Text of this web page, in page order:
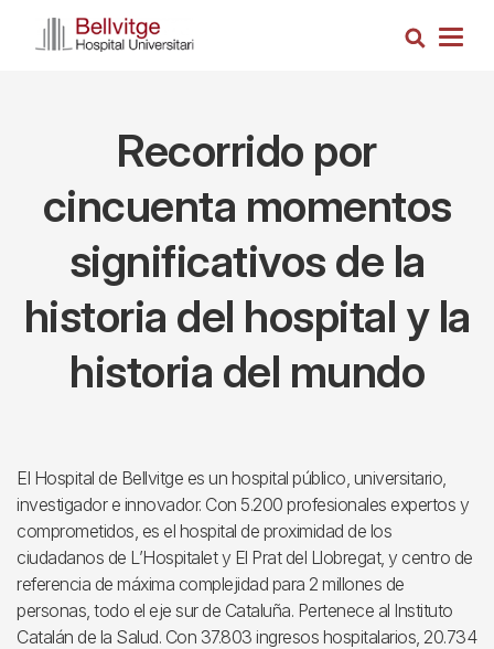
Busca
Recorrido por
cincuenta momentos
significativos de la
historia del hospital y la
historia del mundo
El Hospital de Bellvitge es un hospital público, universitario,
investigador e innovador. Con 5.200 profesionales expertos y
comprometidos, es el hospital de proximidad de los
ciudadanos de L’Hospitalet y El Prat del Llobregat, y centro de
referencia de máxima complejidad para 2 millones de
personas, todo el eje sur de Cataluña. Pertenece al Instituto
Catalán de la Salud. Con 37.803 ingresos hospitalarios, 20.734